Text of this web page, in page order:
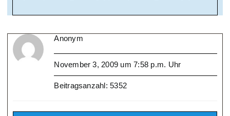
Anonym
November 3, 2009 um 7:58 p.m. Uhr
Beitragsanzahl: 5352